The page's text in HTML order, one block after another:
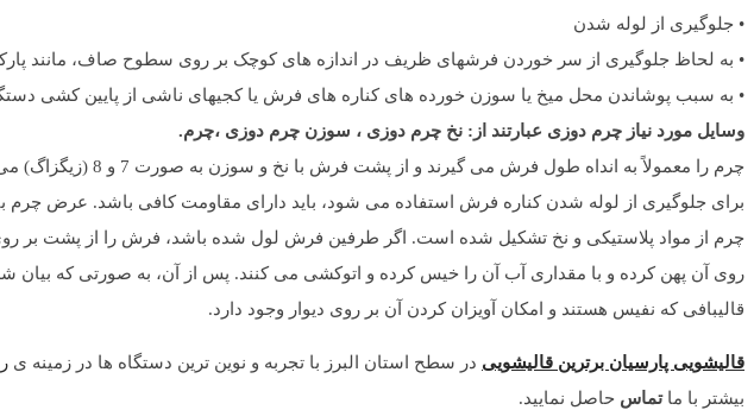
• جلوگیری از لوله شدن
• به لحاظ جلوگیری از سر خوردن فرشهای ظریف در اندازه های کوچک بر روی سطوح صاف، مانند
• به سبب پوشاندن محل میخ یا سوزن خورده های کناره های فرش یا کجیهای ناشی از پایین کشی
وسایل مورد نیاز چرم دوزی عبارتند از: نخ چرم دوزی ، سوزن چرم دوزی ،چرم.
چرم را معمولاً به
چرم از مواد پلاستیکی و نخ تشکیل شده است. اگر طرفین فرش لول شده باشد، فرش را از پشت بر
قالیبافی که نفیس هستند و امکان آویزان کردن آن بر روی دیوار وجود دارد.
قالیشویی پارسیان برترین قالیشویی در سطح استان البرز با تجربه و نوین ترین دستگاه ها در زمینه ی
بیشتر با ماتماس حاصل نمایید.